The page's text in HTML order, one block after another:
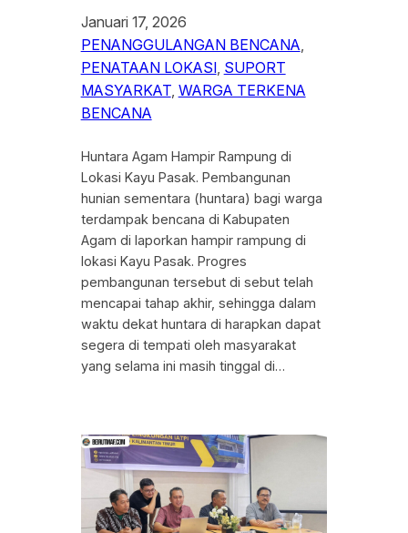
Januari 17, 2026
PENANGGULANGAN BENCANA
PENATAAN LOKASI, SUPORT
MASYARKAT, WARGA TERKENA
BENCANA
Huntara Agam Hampir Rampung di
Lokasi Kayu Pasak. Pembangunan
hunian sementara (huntara) bagi warga
terdampak bencana di Kabupaten
Agam di laporkan hampir rampung di
lokasi Kayu Pasak. Progres
pembangunan tersebut di sebut telah
mencapai tahap akhir, sehingga dalam
waktu dekat huntara di harapkan dapat
segera di tempati oleh masyarakat
yang selama ini masih tinggal di…